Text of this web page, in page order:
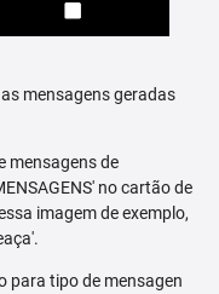
mensagens geradas
mensagens de
no cartão de
imagem de exemplo,
para tipo de mensagen